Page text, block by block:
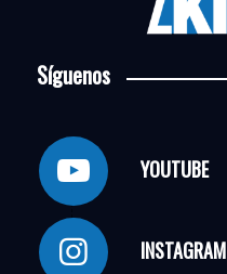
Síguenos
YOUTUBE
INSTAGRAM